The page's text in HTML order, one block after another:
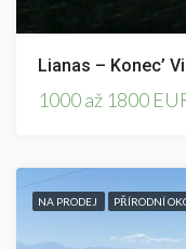
Lianas – Konec’
1000 až 1800
NA PRODEJ PŘÍRODNÍ